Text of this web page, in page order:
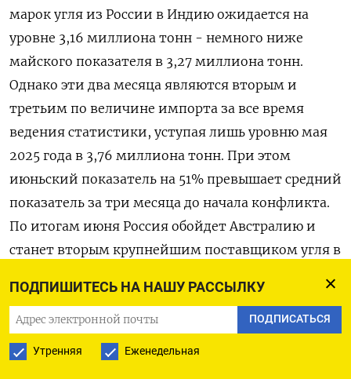
ПОДПИШИТЕСЬ НА НАШУ РАССЫЛКУ
ПОДПИСАТЬСЯ
Утренняя Еженедельная
марок угля из России в Индию ожидается на
уровне 3,16 миллиона тонн - немного ниже
майского показателя в 3,27 миллиона тонн.
Однако эти два месяца являются ​вторым и
третьим по величине импорта за ​все время
ведения статистики, уступая лишь ‌уровню мая
2025 года в 3,76 миллиона тонн. При этом
июньский показатель на 51% превышает средний
показатель за три месяца до начала конфликта.
По итогам ​июня Россия обойдет Австралию и
станет вторым крупнейшим поставщиком угля в
по импорту. Москва также конкурирует с
Австралией за поставки коксующегося угля в
Индию, которая увеличивает закупки этого